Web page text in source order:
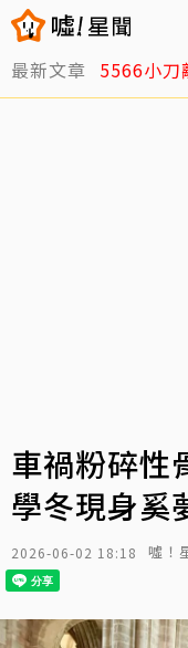
最新文章 5566小刀
車禍粉碎性
學冬現身奚
2026-06-02 18:18 噓！